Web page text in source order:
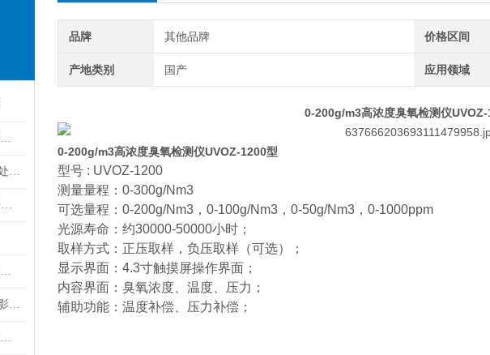
盘点臭氧浓度分析仪在大气污染治理中的应用
#臭氧分析仪 简述臭氧在水产养殖水处理中应用是什么？
#气体分析仪 :电化学检测原理与紫外光法原理介绍
想应用好紫外光气体分析仪，必须足够的了解它
#臭氧分析仪 有害气体对养殖畜牧的影响有哪些?
如何选择合适的臭氧监测仪来保护我们的健康
品牌 其他品牌 价格区间
产地类别 国产 应用领域
0-200g/m3高浓度臭氧检测仪UVOZ-
0-200g/m3高浓度臭氧检测仪UVOZ-1200型
型号 : UVOZ-1200
测量量程：0-300g/Nm3
可选量程：0-200g/Nm3，0-100g/Nm3，0-50g/Nm3，0-1000ppm
光源寿命：约30000-50000小时；
取样方式：正压取样，负压取样（可选）；
显示界面：4.3寸触摸屏操作界面；
内容界面：臭氧浓度、温度、压力；
辅助功能：温度补偿、压力补偿；